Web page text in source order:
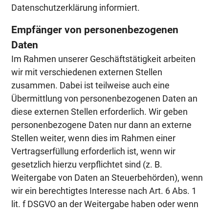
Datenschutzerklärung informiert.
Empfänger von personenbezogenen
Daten
Im Rahmen unserer Geschäftstätigkeit arbeiten
wir mit verschiedenen externen Stellen
zusammen. Dabei ist teilweise auch eine
Übermittlung von personenbezogenen Daten an
diese externen Stellen erforderlich. Wir geben
personenbezogene Daten nur dann an externe
Stellen weiter, wenn dies im Rahmen einer
Vertragserfüllung erforderlich ist, wenn wir
gesetzlich hierzu verpflichtet sind (z. B.
Weitergabe von Daten an Steuerbehörden), wenn
wir ein berechtigtes Interesse nach Art. 6 Abs. 1
lit. f DSGVO an der Weitergabe haben oder wenn